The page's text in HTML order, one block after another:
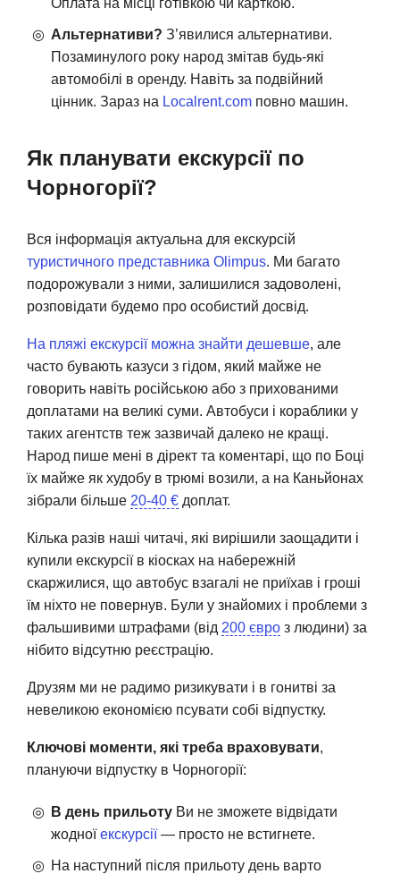
Оплата на місці готівкою чи карткою.
Альтернативи? З’явилися альтернативи.
Позаминулого року народ змітав будь-які
автомобілі в оренду. Навіть за подвійний
цінник. Зараз на Localrent.com повно машин.
Як планувати екскурсії по
Чорногорії?
Вся інформація актуальна для екскурсій
туристичного представника Olimpus. Ми багато
подорожували з ними, залишилися задоволені,
розповідати будемо про особистий досвід.
На пляжі екскурсії можна знайти дешевше, але
часто бувають казуси з гідом, який майже не
говорить навіть російською або з прихованими
доплатами на великі суми. Автобуси і кораблики у
таких агентств теж зазвичай далеко не кращі.
Народ пише мені в дірект та коментарі, що по Боці
їх майже як худобу в трюмі возили, а на Каньйонах
зібрали більше 20-40 € доплат.
Кілька разів наші читачі, які вирішили заощадити і
купили екскурсії в кіосках на набережній
скаржилися, що автобус взагалі не приїхав і гроші
їм ніхто не повернув. Були у знайомих і проблеми з
фальшивими штрафами (від 200 євро з людини) за
нібито відсутню реєстрацію.
Друзям ми не радимо ризикувати і в гонитві за
невеликою економією псувати собі відпустку.
Ключові моменти, які треба враховувати,
плануючи відпустку в Чорногорії:
В день прильоту Ви не зможете відвідати
жодноїекскурсії— просто не встигнете.
На наступний після прильоту день варто